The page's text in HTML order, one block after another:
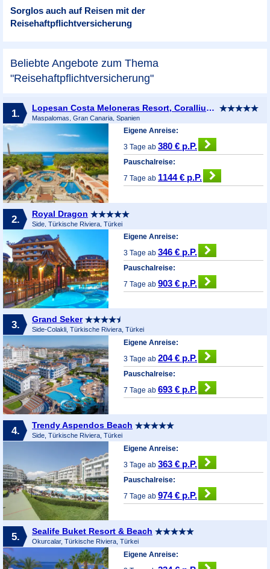
Sorglos auch auf Reisen mit der
Reisehaftpflichtversicherung
Beliebte Angebote zum Thema
"Reisehaftpflichtversicherung"
1. Lopesan Costa Meloneras Resort, Corallium Spa & Casino
Maspalomas, Gran Canaria, Spanien
Eigene Anreise:
3 Tage ab380 € p.P.
Pauschalreise:
7 Tage ab 1144 € p.P.
2. Royal Dragon
Side, Türkische Riviera, Türkei
Eigene Anreise:
3 Tage ab346 € p.P.
Pauschalreise:
7 Tage ab903 € p.P.
3. Grand Seker
Side-Colakli, Türkische Riviera, Türkei
Eigene Anreise:
3 Tage ab204 € p.P.
Pauschalreise:
7 Tage ab693 € p.P.
4. Trendy Aspendos Beach
Side, Türkische Riviera, Türkei
Eigene Anreise:
3 Tage ab363 € p.P.
Pauschalreise:
7 Tage ab974 € p.P.
5. Sealife Buket Resort & Beach
Okurcalar, Türkische Riviera, Türkei
Eigene Anreise: